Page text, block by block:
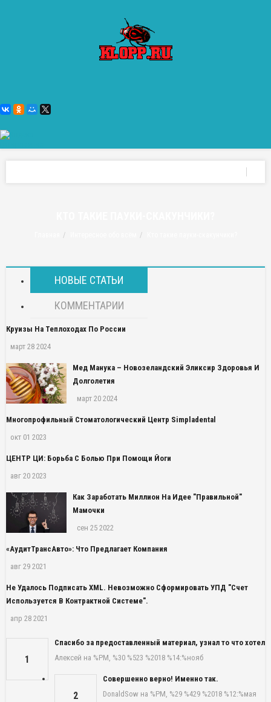
НОВЫЕ СТАТЬИ
КОММЕНТАРИИ
Круизы На Теплоходах По России
март 28 2024
Мед Манука – Новозеландский Эликсир Здоровья И
Долголетия
март 20 2024
Многопрофильный Стоматологический Центр Simpladental
окт 01 2023
ЦЕНТР ЦИ: Борьба С Болью При Помощи Йоги
авг 20 2023
Как Заработать Миллион На Идее "правильной"
Мамочки
сен 25 2022
«АудитТрансАвто»: Что Предлагает Компания
авг 29 2021
Не Удалось Подписать XML. Невозможно Сформировать УПД "Счет
Используется В Контрактной Системе".
апр 28 2021
1
Спасибо за предоставленный материал, узнал то что хотел
Алексей на %PM, %30 %523 %2018 %14:%нояб
2
Совершенно верно! Именно так.
DonaldSow на %PM, %29 %429 %2018 %12:%мая